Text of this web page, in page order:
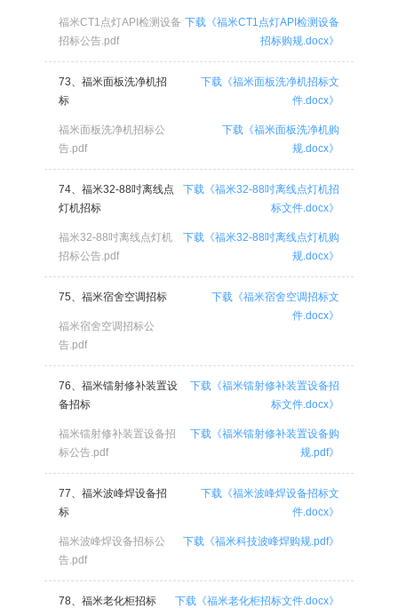
福米CT1点灯API检测设备
招标公告.pdf
下载《福米CT1点灯API检测设备
招标购规.docx》
73、福米面板洗净机招
标
福米面板洗净机招标公
告.pdf
下载《福米面板洗净机招标文
件.docx》
下载《福米面板洗净机购
规.docx》
74、福米32-88吋离线点
灯机招标
福米32-88吋离线点灯机
招标公告.pdf
下载《福米32-88吋离线点灯机招
标文件.docx》
下载《福米32-88吋离线点灯机购
规.docx》
75、福米宿舍空调招标
福米宿舍空调招标公
告.pdf
下载《福米宿舍空调招标文
件.docx》
76、福米镭射修补装置设
备招标
福米镭射修补装置设备招
标公告.pdf
下载《福米镭射修补装置设备招
标文件.docx》
下载《福米镭射修补装置设备购
规.pdf》
77、福米波峰焊设备招
标
福米波峰焊设备招标公
告.pdf
下载《福米波峰焊设备招标文
件.docx》
下载《福米科技波峰焊购规.pdf》
78、福米老化柜招标 下载《福米老化柜招标文件.docx》